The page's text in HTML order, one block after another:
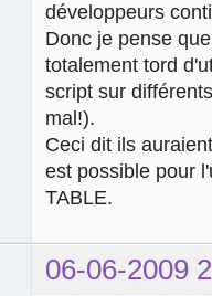
développeurs
Donc je pense
totalement tord
script sur
mal!).
Ceci dit ils
est possible pour
TABLE.
06-06-2009